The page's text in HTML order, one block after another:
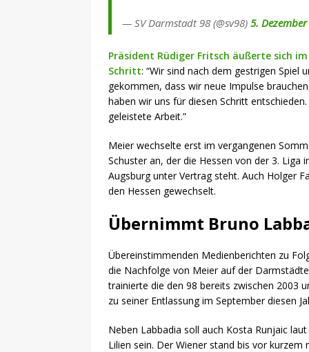
— SV Darmstadt 98 (@sv98) 5.
Präsident Rüdiger Fritsch äußerte sich
Schritt: “Wir sind nach dem gestrigen Spiel
gekommen, dass wir neue Impulse
haben wir uns für diesen Schritt
geleistete Arbeit.”
Meier wechselte erst im vergangenen
Schuster an, der die Hessen von der 3. Liga
Augsburg unter Vertrag steht. Auch Holger
den Hessen gewechselt.
Übernimmt Bruno
Übereinstimmenden Medienberichten zu
die Nachfolge von Meier auf der
trainierte die den 98 bereits zwischen 2003
zu seiner Entlassung im September diesen
Neben Labbadia soll auch Kosta Runjaic
Lilien sein. Der Wiener stand bis vor